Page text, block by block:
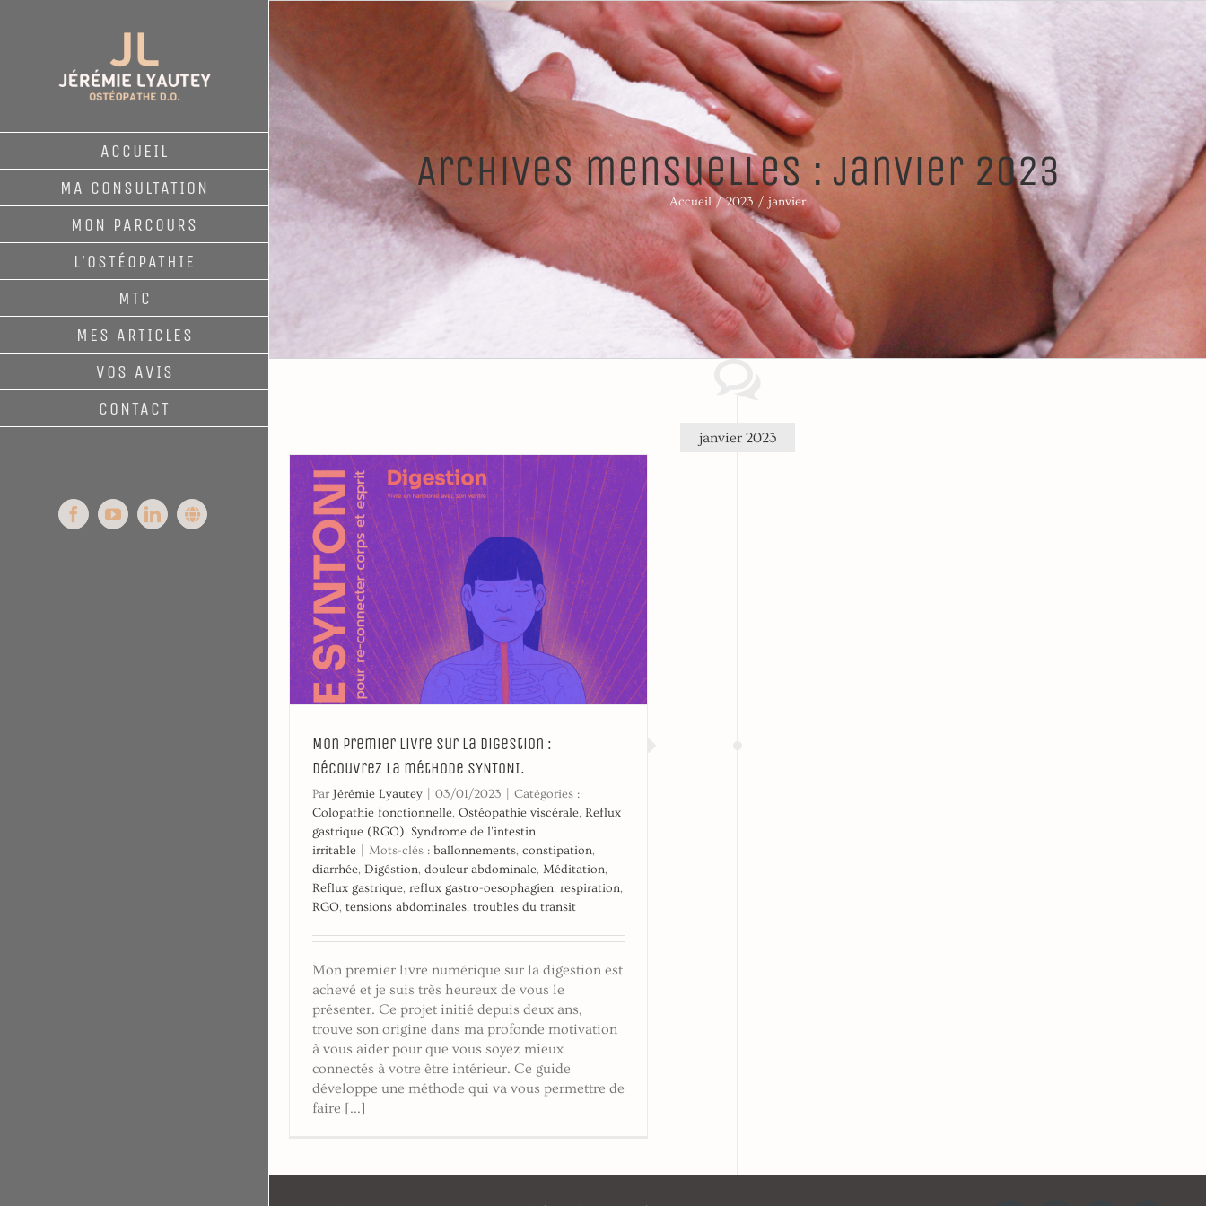
ACCUEIL
MA CONSULTATION
MON PARCOURS
L’OSTÉOPATHIE
MTC
MES ARTICLES
VOS AVIS
CONTACT
FacebookYouTubeLinkedInSyntoni
Archives mensuelles : janvier 2023
Accueil 2023 janvier
janvier 2023
Mon premier livre sur la digestion :
découvrez la méthode SYNTONI.
Par Jérémie Lyautey 03/01/2023
Catégories :
Colopathie fonctionnelle, Ostéopathie viscérale, Reflux
gastrique (RGO), Syndrome de l'intestin
irritable
Mots-clés : ballonnements, constipation,
diarrhée, Digéstion, douleur abdominale, Méditation,
Reflux gastrique, reflux gastro-oesophagien, respiration,
RGO, tensions abdominales, troubles du transit
Mon premier livre numérique sur la digestion est
achevé et je suis très heureux de vous le
présenter. Ce projet initié depuis deux ans,
trouve son origine dans ma profonde motivation
à vous aider pour que vous soyez mieux
connectés à votre être intérieur. Ce guide
développe une méthode qui va vous permettre de
faire [...]